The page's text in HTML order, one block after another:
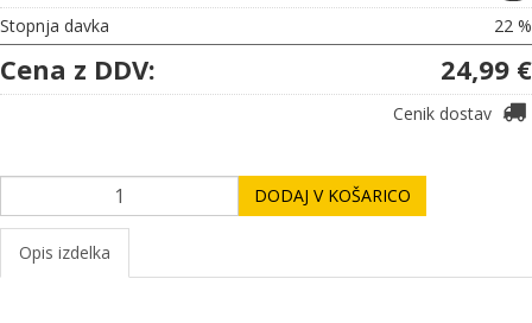
Stopnja davka
22 %
Cena z DDV: 24,99 €
Cenik dostav
DODAJ V KOŠARICO
Opis izdelka